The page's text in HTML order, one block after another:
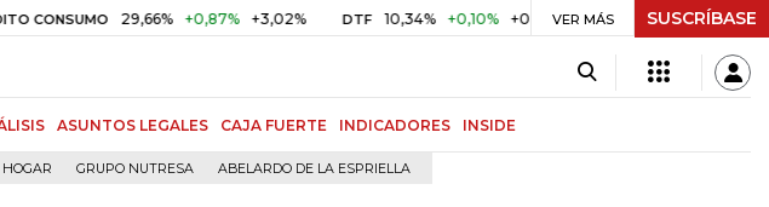
29,66% +0,87% +3,02% DTF 10,34% +0,10% +0,98% UVR $ 417,01 +$ 0,05 +0,01%
VER MÁS SUSCRÍBASE
ASUNTOS LEGALES CAJA FUERTE INDICADORES INSIDE
HOGAR GRUPO NUTRESA ABELARDO DE LA ESPRIELLA